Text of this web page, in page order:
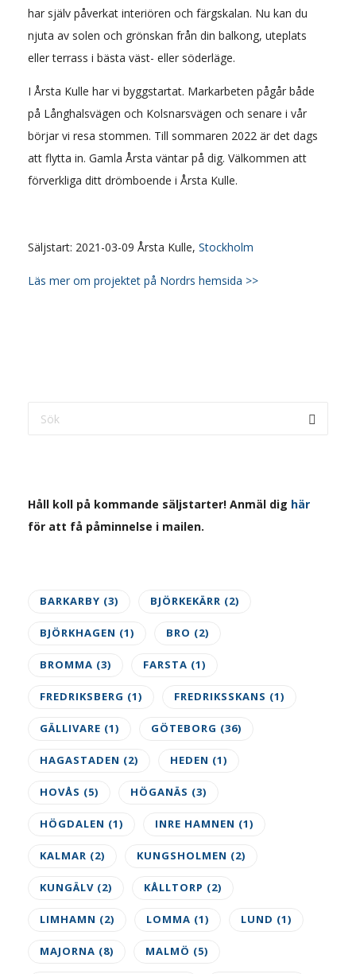
har själv påverkat interiören och färgskalan. Nu kan du
njuta av solen och grönskan från din balkong, uteplats
eller terrass i bästa väst- eller söderläge.
I Årsta Kulle har vi byggstartat. Markarbeten pågår både
på Långhalsvägen och Kolsnarsvägen och senare i vår
börjar vi resa stommen. Till sommaren 2022 är det dags
att flytta in. Gamla Årsta väntar på dig. Välkommen att
förverkliga ditt drömboende i Årsta Kulle.
Säljstart: 2021-03-09 Årsta Kulle, Stockholm
Läs mer om projektet på Nordrs hemsida >>
Håll koll på kommande säljstarter! Anmäl dig här
för att få påminnelse i mailen.
BARKARBY (3) BJÖRKEKÄRR (2)
BJÖRKHAGEN (1) BRO (2)
BROMMA (3) FARSTA (1)
FREDRIKSBERG (1) FREDRIKSSKANS (1)
GÄLLIVARE (1) GÖTEBORG (36)
HAGASTADEN (2) HEDEN (1)
HOVÅS (5) HÖGANÄS (3)
HÖGDALEN (1) INRE HAMNEN (1)
KALMAR (2) KUNGSHOLMEN (2)
KUNGÄLV (2) KÅLLTORP (2)
LIMHAMN (2) LOMMA (1) LUND (1)
MAJORNA (8) MALMÖ (5)